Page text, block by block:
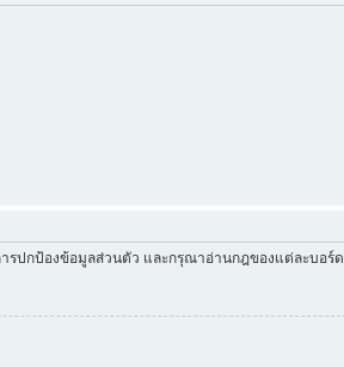
รปกป้องข้อมูลส่วนตัว และกรุณาอ่านกฎของแต่ละบอร์ด